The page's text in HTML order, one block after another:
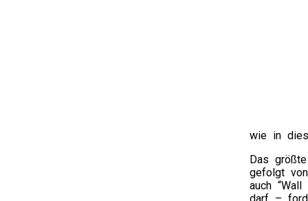
wie in
Das
gefolgt
auch
darf –